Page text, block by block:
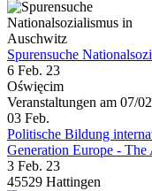
Spurensuche
6 Feb. 23
Oświęcim
Veranstaltungen am 07/
03 Feb.
Politische Bildung
Generation Europe - The
3 Feb. 23
45529 Hattingen